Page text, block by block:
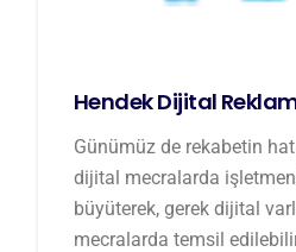
Hendek Dijital
Günümüz de rekabetin
dijital mecralarda
büyüterek, gerek dijital
mecralarda temsil